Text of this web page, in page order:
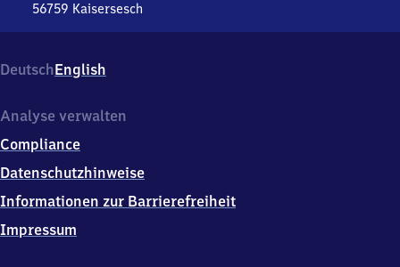
56759 Kaisersesch
42,
5
7
9
Kaisersesch
DeutschEnglish
Analyse verwalten
Compliance
Datenschutzhinweise
Informationen zur Barrierefreiheit
Impressum